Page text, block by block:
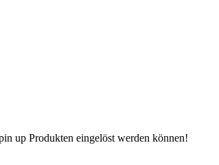
up Produkten eingelöst werden können!